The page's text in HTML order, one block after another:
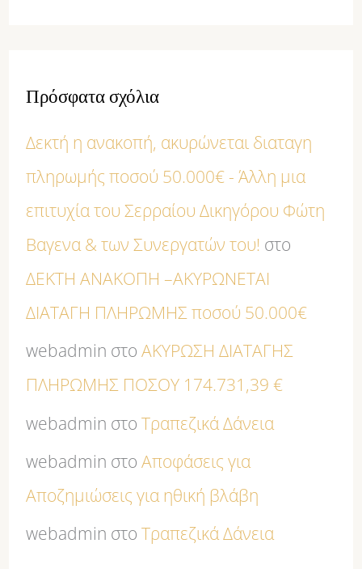
Πρόσφατα σχόλια
Δεκτή η ανακοπή, ακυρώνεται διαταγη
πληρωμής ποσού 50.000€ - Άλλη μια
επιτυχία του Σερραίου Δικηγόρου Φώτη
Βαγενα & των Συνεργατών του! στο
ΔΕΚΤΗ ΑΝΑΚΟΠΗ –ΑΚΥΡΩΝΕΤΑΙ
ΔΙΑΤΑΓΗ ΠΛΗΡΩΜΗΣ ποσού 50.000€
webadmin στοΑΚΥΡΩΣΗ ΔΙΑΤΑΓΗΣ
ΠΛΗΡΩΜΗΣ ΠΟΣΟΥ 174.731,39 €
webadmin στοΤραπεζικά Δάνεια
webadmin στοΑποφάσεις για
Αποζημιώσεις για ηθική βλάβη
webadmin στοΤραπεζικά Δάνεια